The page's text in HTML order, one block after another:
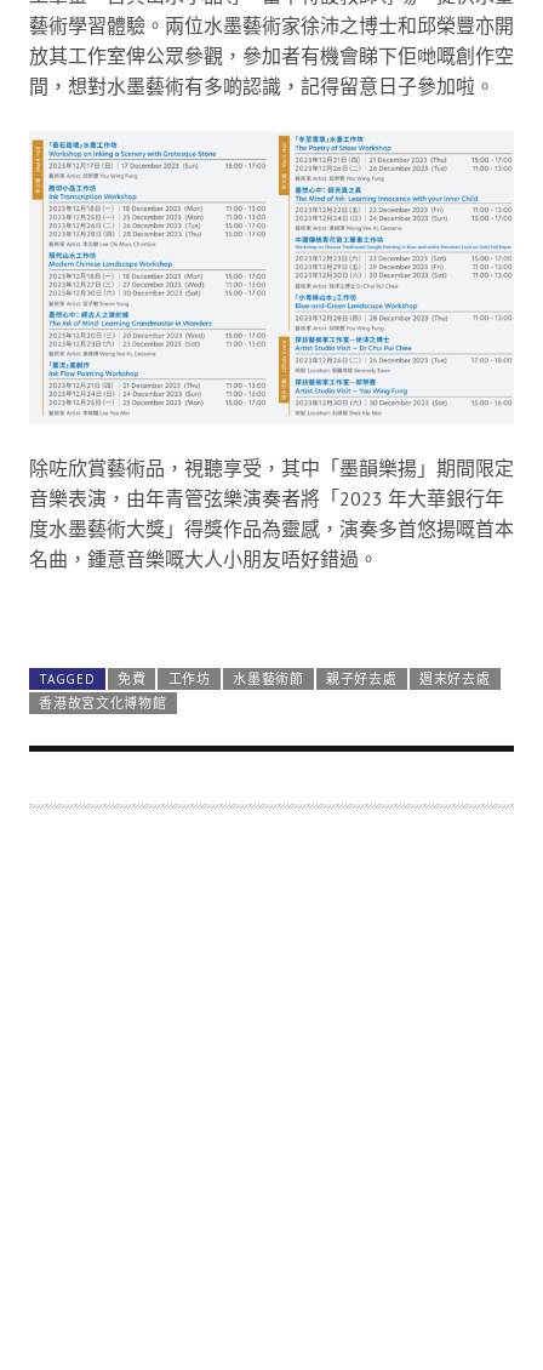
藝術學習體驗。兩位水墨藝術家徐沛之博士和邱榮豐亦開
放其工作室俾公眾參觀，參加者有機會睇下佢哋嘅創作空
間，想對水墨藝術有多啲認識，記得留意日子參加啦。
除咗欣賞藝術品，視聽享受，其中「墨韻樂揚」期間限定
音樂表演，由年青管弦樂演奏者將「2023 年大華銀行年
度水墨藝術大獎」得獎作品為靈感，演奏多首悠揚嘅首本
名曲，鍾意音樂嘅大人小朋友唔好錯過。
TAGGED 免費 工作坊 水墨藝術節 親子好去處
週末好去處
香港故宮文化博物館